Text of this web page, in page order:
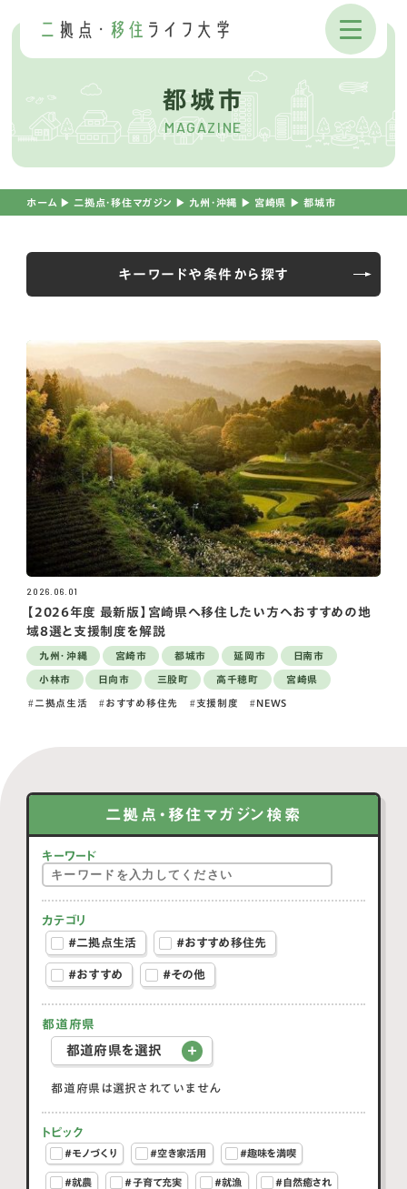
都城市
MAGAZINE
ホーム ▶︎ 二拠点・移住マガジン ▶︎ 九州・沖縄 ▶︎ 宮崎県 ▶︎都城市
キーワードや条件から探す
2026.06.01
【2026年度 最新版】宮崎県へ移住したい方へおすすめの地
域8選と支援制度を解説
九州・沖縄 宮崎市 都城市 延岡市 日南市
小林市 日向市 三股町 高千穂町 宮崎県
二拠点生活 おすすめ移住先 支援制度 NEWS
二拠点・移住マガジン検索
キーワード
カテゴリ
#二拠点生活
#おすすめ移住先
#おすすめ #その他
都道府県
都道府県を選択
都道府県は選択されていません
トピック
#モノづくり #空き家活用 #趣味を満喫
#就農 #子育て充実 #就漁 #自然癒され